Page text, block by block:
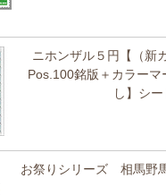
ニホンザル５円【（新
Pos.100銘版＋カラーマ
し】シー
お祭りシリーズ 相馬野